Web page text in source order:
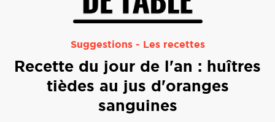
Suggestions- Les recettes
Recette du jour de l'an : huîtres
tièdes au jus d'oranges
sanguines